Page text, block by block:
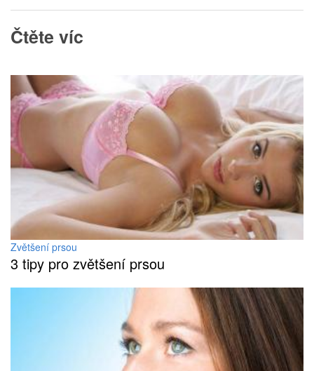
Čtěte víc
Zvětšení prsou
3 tipy pro zvětšení prsou